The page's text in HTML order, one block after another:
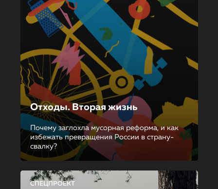
Отходы. Вторая жизнь
Почему заглохла мусорная реформа, и как
избежать превращения России в страну-
свалку?
СПЕЦПРОЕКТ